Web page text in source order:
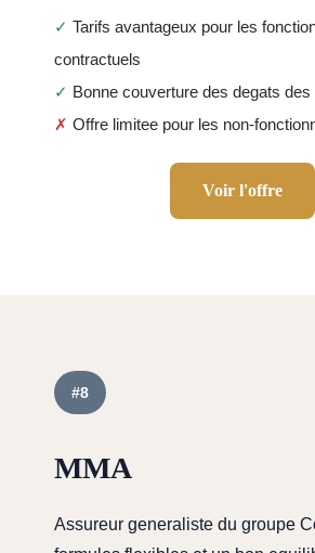
✓ Tarifs avantageux pour les
contractuels
✓ Bonne couverture des degats des
✗ Offre limitee pour les non-
Voir l'offre
#8
MMA
Assureur generaliste du groupe